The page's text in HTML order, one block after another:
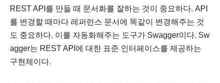
REST API를 만들 때 문서화를 잘하는 것이 중요하다. API
를 변경할 때마다 레퍼런스 문서에 똑같이 변경해주는 것
도 중요하다. 이를 자동화해주는 도구가 Swagger이다. Sw
agger는 REST API에 대한 표준 인터페이스를 제공하는
구현체이다.